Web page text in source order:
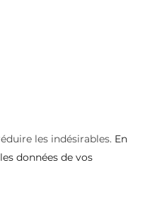
les indésirables. En
données de vos